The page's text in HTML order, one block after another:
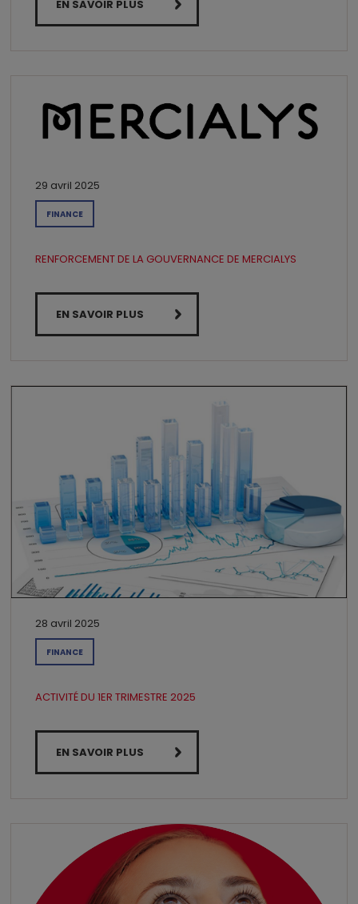
EN SAVOIR PLUS
29 avril 2025
FINANCE
RENFORCEMENT DE LA GOUVERNANCE DE MERCIALYS
EN SAVOIR PLUS
28 avril 2025
FINANCE
ACTIVITÉ DU 1ER TRIMESTRE 2025
EN SAVOIR PLUS